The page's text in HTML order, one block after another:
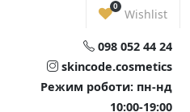
0
Wishlist
098 052 44 24
skincode.cosmetics
Режим роботи: пн-нд
10:00-19:00